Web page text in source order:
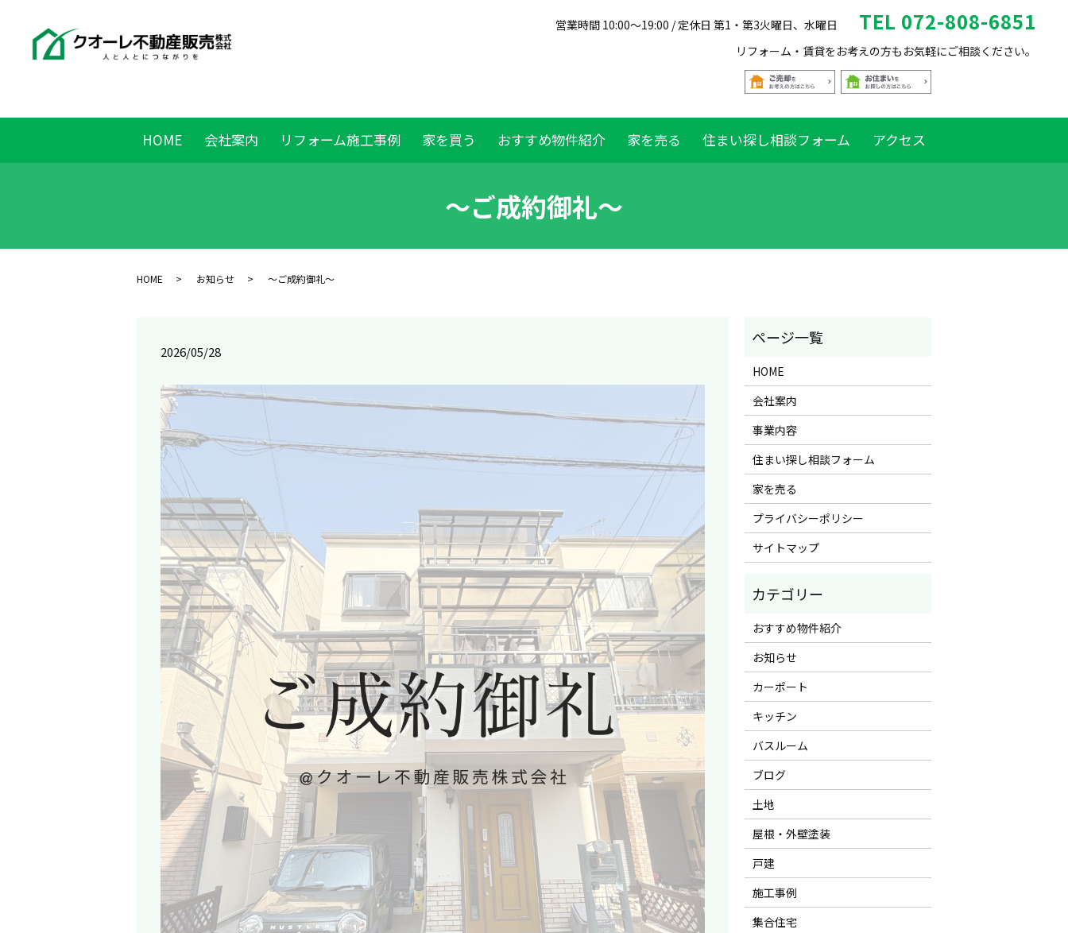
営業時間 10:00～19:00 / 定休日 第1・第3火曜日、水曜日 TEL 072-808-6851
リフォーム・賃貸をお考えの方もお気軽にご相談ください。
HOME 会社案内 リフォーム施工事例 家を買う おすすめ物件紹介 家を売る 住まい探し相談フォーム アクセス
～ご成約御礼～
HOME お知らせ ～ご成約御礼～
2026/05/28
HOME
会社案内
事業内容
住まい探し相談フォーム
家を売る
プライバシーポリシー
サイトマップ
おすすめ物件紹介
お知らせ
カーポート
キッチン
バスルーム
ブログ
土地
屋根・外壁塗装
戸建
施工事例
集合住宅